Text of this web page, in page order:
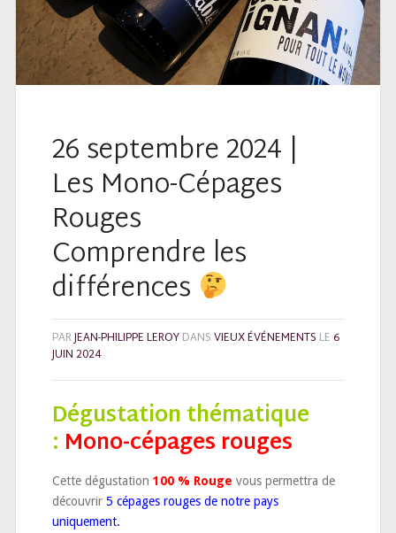
26 septembre 2024 |
Les Mono-Cépages
Rouges
Comprendre les
différences
PARJEAN-PHILIPPE LEROYDANSVIEUX ÉVÉNEMENTS LE6
JUIN 2024
Dégustation thématique
: Mono-cépages rouges
Cette dégustation100 % Rougevous permettra de
découvrir5 cépages rouges de notre pays
uniquement.